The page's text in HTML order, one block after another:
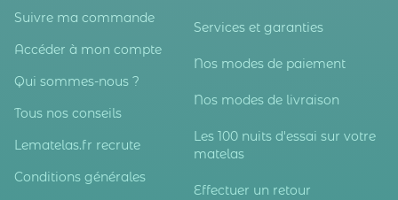
Suivre ma commande
Accéder à mon compte
Qui sommes-nous ?
Tous nos conseils
Lematelas.fr recrute
Conditions générales
Services et garanties
Nos modes de paiement
Nos modes de livraison
Les 100 nuits d'essai sur votre
matelas
Effectuer un retour